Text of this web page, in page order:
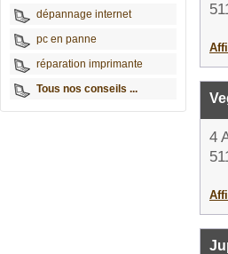
dépannage internet
pc en panne
réparation imprimante
Tous nos conseils ...
4